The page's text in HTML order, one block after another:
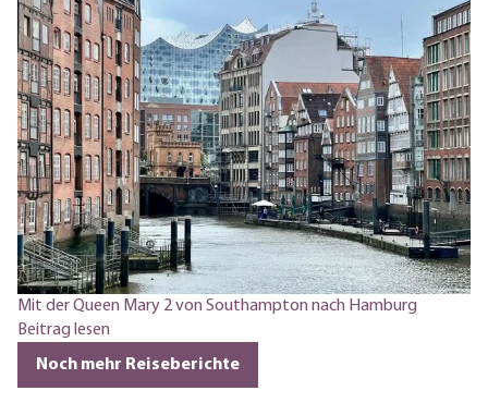
Mit der Queen Mary 2 von Southampton nach Hamburg
Beitrag lesen
Noch mehr Reiseberichte